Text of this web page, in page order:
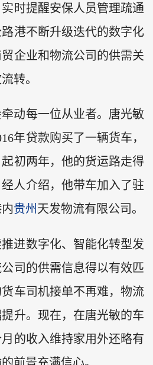
时提醒安保人员管理疏通
港不断升级迭代的数字化
企业和物流公司的供需关
转。
动每一位从业者。唐光敏
年贷款购买了一辆货车，
初两年，他的货运路走得
人介绍，他带车加入了驻
贵州 天发物流有限公司。
进数字化、智能化转型发
司的供需信息得以有效匹
车司机接单不再难，物流
升。现在，在唐光敏的车
的收入维持家用外还略有